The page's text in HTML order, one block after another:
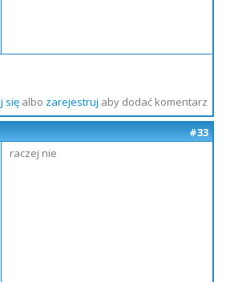
sięalbo zarejestruj aby dodać komentarz
#33
raczej nie